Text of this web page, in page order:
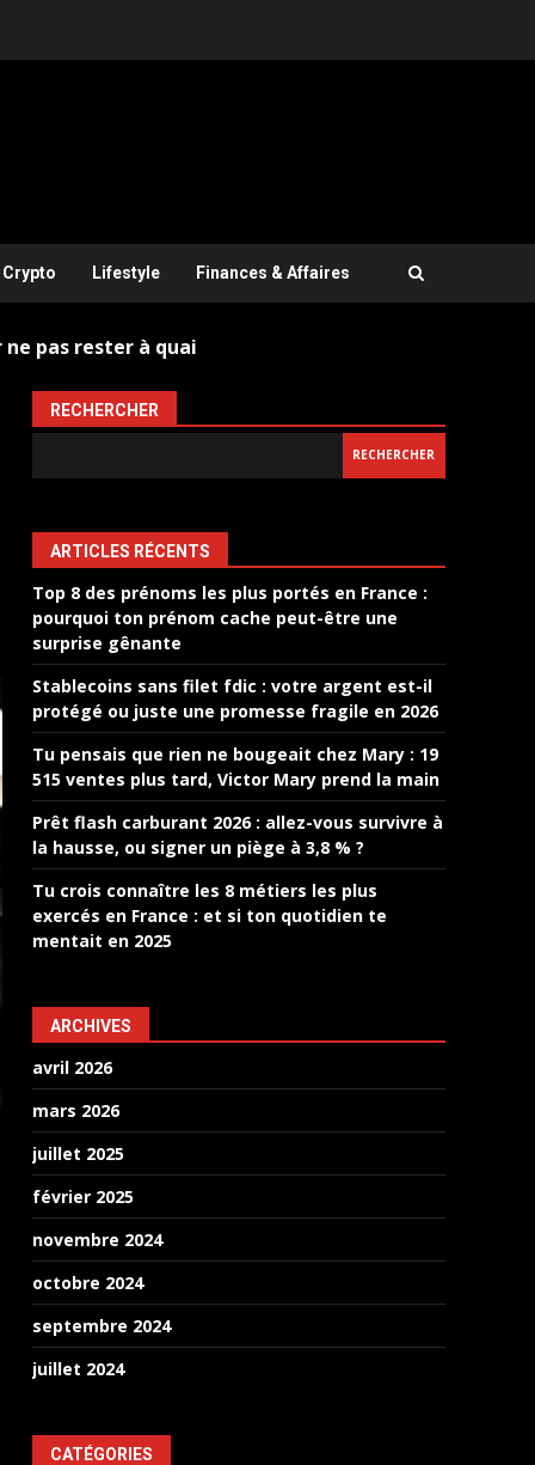
Crypto Lifestyle Finances & Affaires
pas rester à quai
RECHERCHER
RECHERCHER
ARTICLES RÉCENTS
Top 8 des prénoms les plus portés en France :
pourquoi ton prénom cache peut-être une
surprise gênante
Stablecoins sans filet fdic : votre argent est-il
protégé ou juste une promesse fragile en 2026
Tu pensais que rien ne bougeait chez Mary : 19
515 ventes plus tard, Victor Mary prend la main
Prêt flash carburant 2026 : allez-vous survivre à
la hausse, ou signer un piège à 3,8 % ?
Tu crois connaître les 8 métiers les plus
exercés en France : et si ton quotidien te
mentait en 2025
ARCHIVES
avril 2026
mars 2026
juillet 2025
février 2025
novembre 2024
octobre 2024
septembre 2024
juillet 2024
CATÉGORIES